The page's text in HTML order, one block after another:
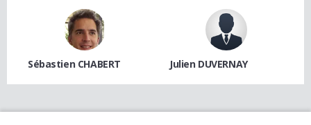
Sébastien CHABERT Julien DUVERNAY